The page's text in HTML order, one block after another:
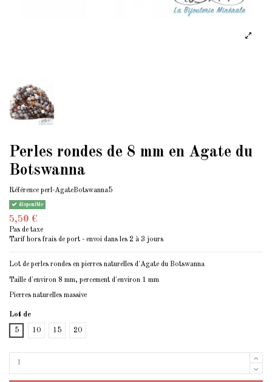
Perles rondes de 8 mm en Agate du
Botswanna
Référence perl-AgateBotswanna5
disponible
5,50 €
Pas de taxe
Tarif hors frais de port - envoi dans les 2 à 3 jours
Lot de perles rondes en pierres naturelles d'Agate du Botswanna
Taille d'environ 8 mm, percement d'environ 1 mm
Pierres naturelles massive
Lot de
5 10 15 20